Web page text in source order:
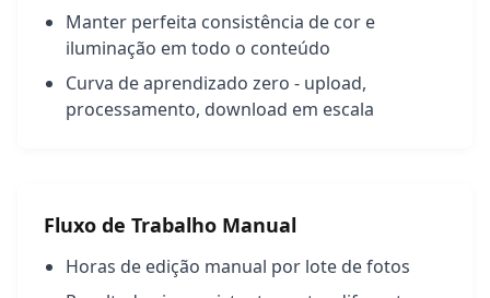
Manter perfeita consistência de cor e
iluminação em todo o conteúdo
Curva de aprendizado zero - upload,
processamento, download em escala
Fluxo de Trabalho Manual
Horas de edição manual por lote de fotos